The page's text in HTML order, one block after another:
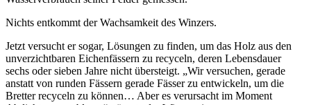
Nichts entkommt der Wachsamkeit des Winzers.
Jetzt versucht er sogar, Lösungen zu finden, um das Holz aus den
unverzichtbaren Eichenfässern zu recyceln, deren Lebensdauer
sechs oder sieben Jahre nicht übersteigt. „Wir versuchen, gerade
anstatt von runden Fässern gerade Fässer zu entwickeln, um die
Bretter recyceln zu können… Aber es verursacht im Moment